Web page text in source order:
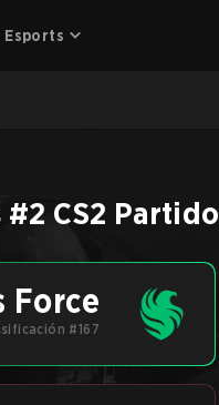
Esports
#2 CS2 Partido
Force
#167